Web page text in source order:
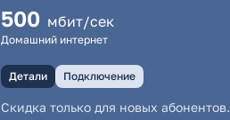
500 мбит/сек
Домашний интернет
Детали Подключение
Скидка только для новых абонентов.